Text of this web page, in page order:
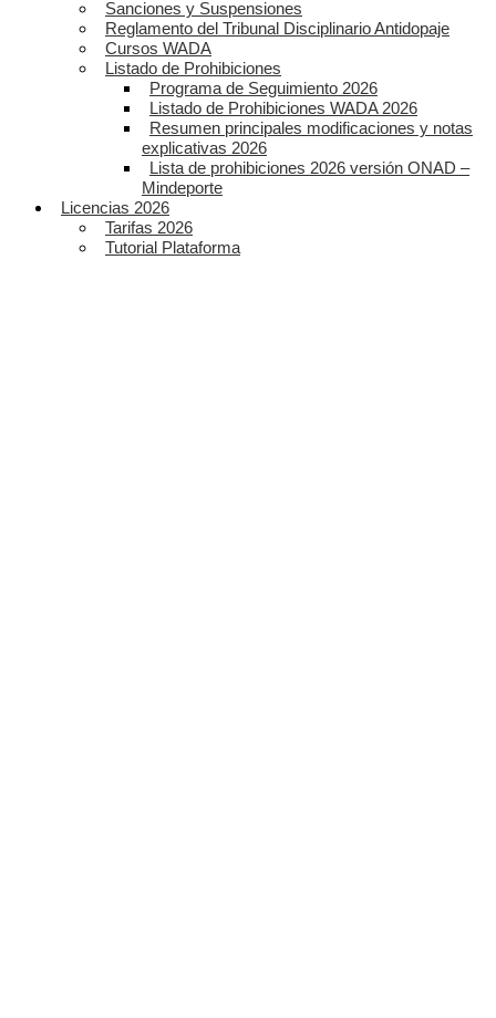
Sanciones y Suspensiones
Reglamento del Tribunal Disciplinario Antidopaje
Cursos WADA
Listado de Prohibiciones
Programa de Seguimiento 2026
Listado de Prohibiciones WADA 2026
Resumen principales modificaciones y notas
explicativas 2026
Lista de prohibiciones 2026 versión ONAD –
Mindeporte
Licencias 2026
Tarifas 2026
Tutorial Plataforma